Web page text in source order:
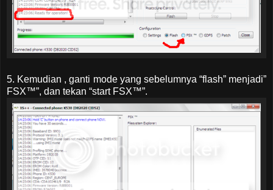
5. Kemudian , ganti mode yang sebelumnya “flash” menjadi”
FSX™”, dan tekan “start FSX™”.